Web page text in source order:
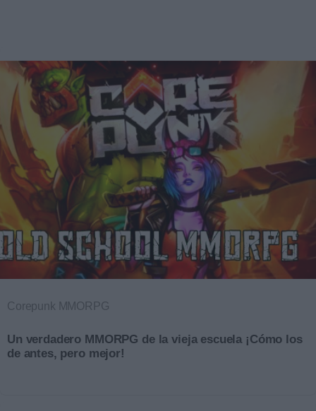
Corepunk MMORPG
Un verdadero MMORPG de la vieja escuela ¡Cómo los
de antes, pero mejor!